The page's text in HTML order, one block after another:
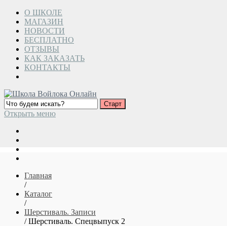
О ШКОЛЕ
МАГАЗИН
НОВОСТИ
БЕСПЛАТНО
ОТЗЫВЫ
КАК ЗАКАЗАТЬ
КОНТАКТЫ
Открыть меню
Главная
/
Каталог
/
Шерстиваль. Записи
/ Шерстиваль. Спецвыпуск 2